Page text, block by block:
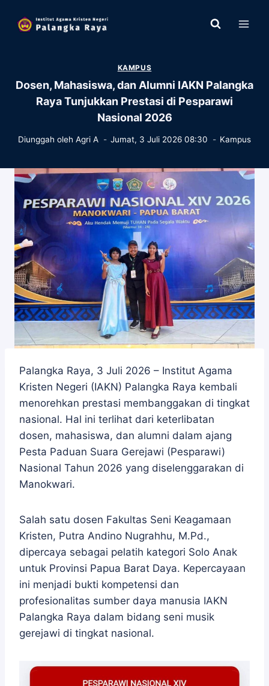
KAMPUS
Dosen, Mahasiswa, dan Alumni IAKN Palangka
Raya Tunjukkan Prestasi di Pesparawi
Nasional 2026
Diunggah oleh Agri A Jumat, 3 Juli 2026 08:30 Kampus
Palangka Raya, 3 Juli 2026 – Institut Agama
Kristen Negeri (IAKN) Palangka Raya kembali
menorehkan prestasi membanggakan di tingkat
nasional. Hal ini terlihat dari keterlibatan
dosen, mahasiswa, dan alumni dalam ajang
Pesta Paduan Suara Gerejawi (Pesparawi)
Nasional Tahun 2026 yang diselenggarakan di
Manokwari.
Salah satu dosen Fakultas Seni Keagamaan
Kristen, Putra Andino Nugrahhu, M.Pd.,
dipercaya sebagai pelatih kategori Solo Anak
untuk Provinsi Papua Barat Daya. Kepercayaan
ini menjadi bukti kompetensi dan
profesionalitas sumber daya manusia IAKN
Palangka Raya dalam bidang seni musik
gerejawi di tingkat nasional.